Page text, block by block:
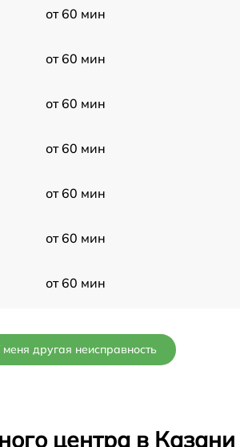
от 60 мин
от 60 мин
от 60 мин
от 60 мин
от 60 мин
от 60 мин
от 60 мин
меня другая неисправность
центра в Казани